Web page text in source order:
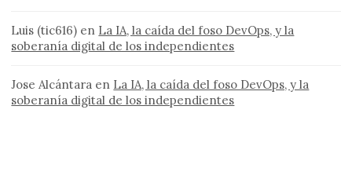
Luis (tic616) en La IA, la caída del foso DevOps, y la
soberanía digital de los independientes
Jose Alcántara en La IA, la caída del foso DevOps, y la
soberanía digital de los independientes